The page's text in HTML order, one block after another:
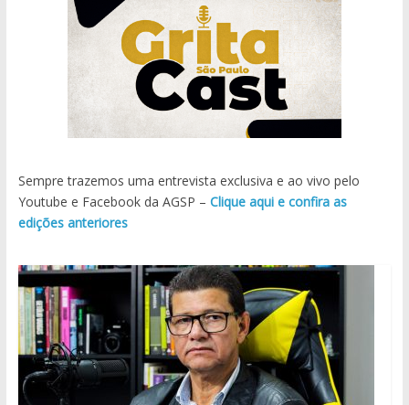
Sempre trazemos uma entrevista exclusiva e ao vivo pelo
Youtube e Facebook da AGSP – Clique aqui e confira as
edições anteriores